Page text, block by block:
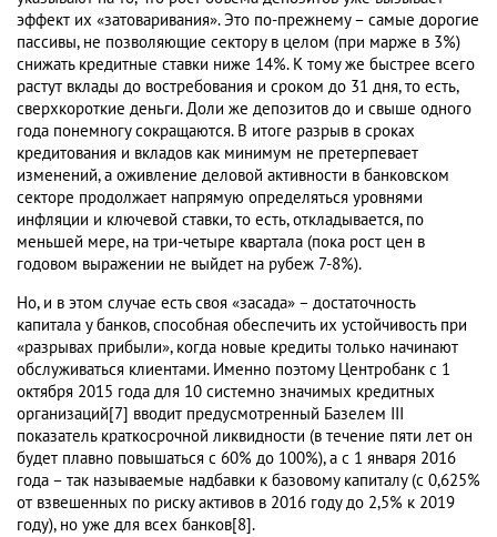
эффект их «затоваривания». Это по-прежнему – самые дорогие
пассивы, не позволяющие сектору в целом (при марже в 3%)
снижать кредитные ставки ниже 14%. К тому же быстрее всего
растут вклады до востребования и сроком до 31 дня, то есть,
сверхкороткие деньги. Доли же депозитов до и свыше одного
года понемногу сокращаются. В итоге разрыв в сроках
кредитования и вкладов как минимум не претерпевает
изменений, а оживление деловой активности в банковском
секторе продолжает напрямую определяться уровнями
инфляции и ключевой ставки, то есть, откладывается, по
меньшей мере, на три-четыре квартала (пока рост цен в
годовом выражении не выйдет на рубеж 7-8%).
Но, и в этом случае есть своя «засада» – достаточность
капитала у банков, способная обеспечить их устойчивость при
«разрывах прибыли», когда новые кредиты только начинают
обслуживаться клиентами. Именно поэтому Центробанк с 1
октября 2015 года для 10 системно значимых кредитных
организаций[7] вводит предусмотренный Базелем III
показатель краткосрочной ликвидности (в течение пяти лет он
будет плавно повышаться с 60% до 100%), а с 1 января 2016
года – так называемые надбавки к базовому капиталу (с 0,625%
от взвешенных по риску активов в 2016 году до 2,5% к 2019
году), но уже для всех банков[8].